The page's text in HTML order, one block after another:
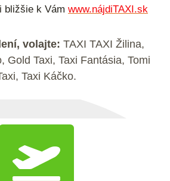
bližšie k Vám www.nájdiTAXI.sk
volajte: TAXI TAXI Žilina,
Gold Taxi, Taxi Fantásia, Tomi
Taxi Káčko.